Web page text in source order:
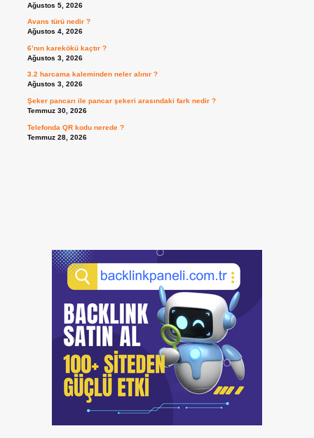
Ağustos 5, 2026
Avans türü nedir ?
Ağustos 4, 2026
6’nın karekökü kaçtır ?
Ağustos 3, 2026
3.2 harcama kaleminden neler alınır ?
Ağustos 3, 2026
Şeker pancarı ile pancar şekeri arasındaki fark nedir ?
Temmuz 30, 2026
Telefonda QR kodu nerede ?
Temmuz 28, 2026